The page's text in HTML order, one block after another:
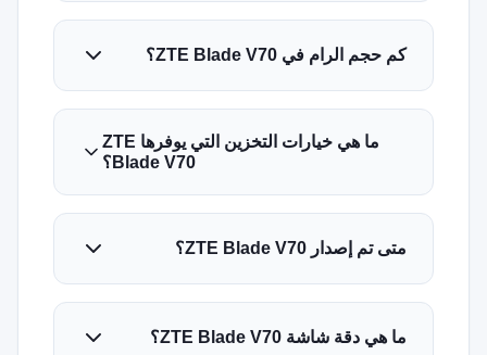
ما هي خيارات التخزين التي يوفرها ZTE